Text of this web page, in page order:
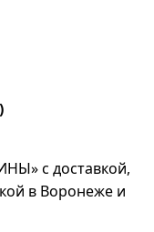
с доставкой,
в Воронеже и